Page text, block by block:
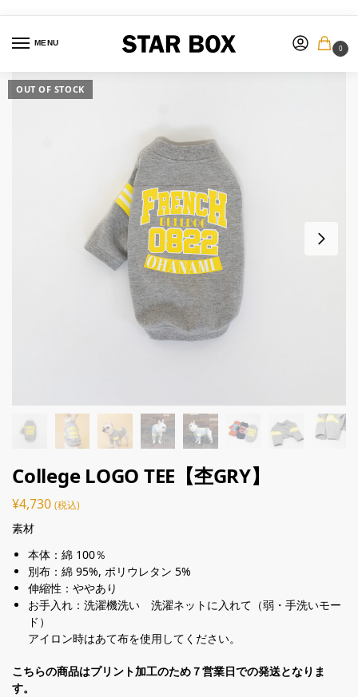
MENU
0
OUT OF STOCK
College LOGO TEE【杢GRY】
¥4,730 (税込)
素材
本体：綿 100％
別布：綿 95%, ポリウレタン 5%
伸縮性：ややあり
お手入れ：洗濯機洗い 洗濯ネットに入れて（弱・手洗いモー
ド）
アイロン時はあて布を使用してください。
こちらの商品はプリント加工のため７営業日での発送となりま
す。